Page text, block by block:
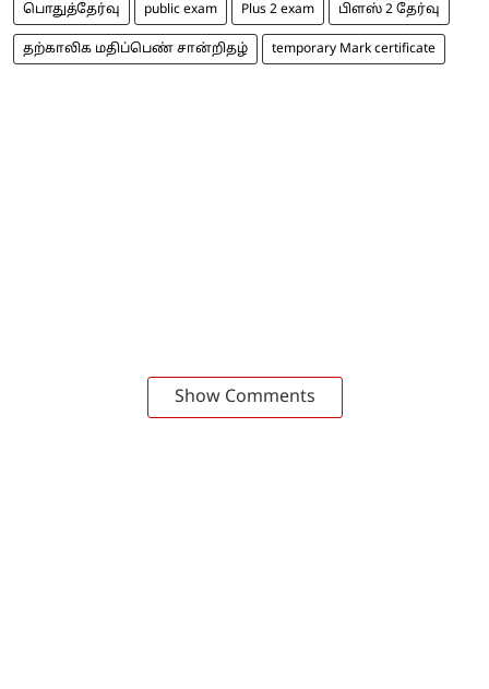
பொதுத்தேர்வு public exam Plus 2 exam பிளஸ் 2 தேர்வு
தற்காலிக மதிப்பெண் சான்றிதழ் temporary Mark certificate
Show Comments